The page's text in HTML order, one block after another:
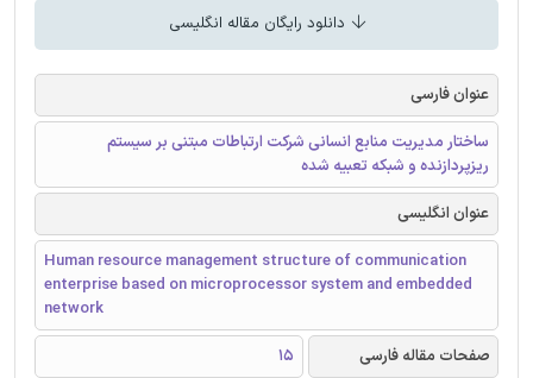
دانلود رایگان مقاله انگلیسی
عنوان فارسی
ساختار مدیریت منابع انسانی شرکت ارتباطات مبتنی بر سیستم
ریزپردازنده و شبکه تعبیه شده
عنوان انگلیسی
Human resource management structure of communication
enterprise based on microprocessor system and embedded
network
صفحات مقاله فارسی
15